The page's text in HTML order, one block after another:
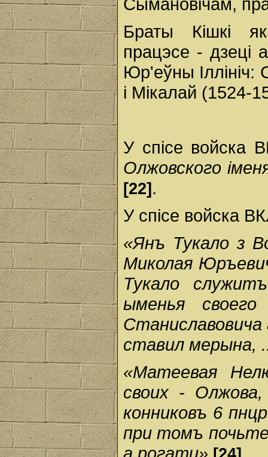
Браты Кішкі
працэсе - дзеці
Юр'еўны Іллініч:
і Мікалай (1524-
У спісе войска
Олжовского
[22] .
У спісе войска
«Янъ Тукало з
Миколая
Тукало
ыменья
ставил мерына,
«Матеевая
своих -
конниковъ 6
при томъ почьте